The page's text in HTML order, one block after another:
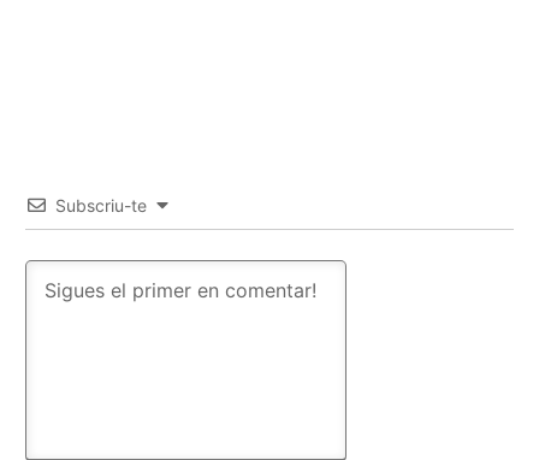
Subscriu-te